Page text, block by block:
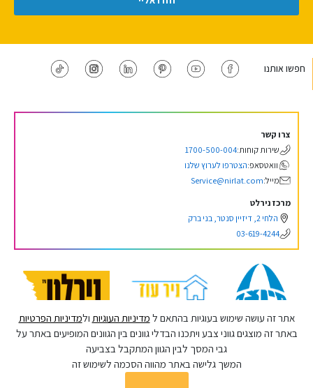
חפשו אותנו
צרו קשר
שירות קוחות:1700-500-004
וואטסאפ:הצטרפו לערוץ שלנו
מייל:Service@nirlat.com
מרכז נירלט
הלחי 2, דיזיין סנטר, בני ברק
03-619-4244
©נירלט, כל הזכויות שמורות
אתר זה עושה שימוש בעוגיות בהתאם ל מדיניות העוגיות ולמדיניות הפרטיות
באתר זה מוצגים גווני צבע ויתכנו הבדלי גוונים בין הגוונים המופיעים באתר על
גבי המסך לבין הגוון המתקבל בצביעה
המשך גלישה באתר מהווה הסכמה לשימוש זה